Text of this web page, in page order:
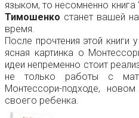
языком, то несомненно книга
Тимошенко станет вашей
время.
После прочтения этой
ясная картинка о
идеи непременно стоит
не только работы с
Монтессори-подходе,
своего ребенка.